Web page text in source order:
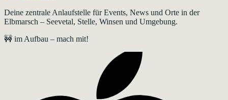
Deine zentrale Anlaufstelle für Events, News und Orte in der
Elbmarsch – Seevetal, Stelle, Winsen und Umgebung.
🚧 im Aufbau – mach mit!